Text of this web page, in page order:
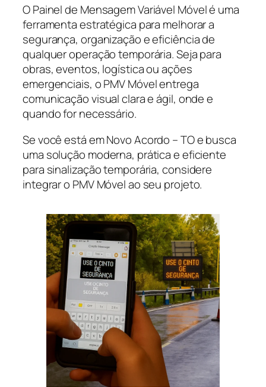
O Painel de Mensagem Variável Móvel é uma
ferramenta estratégica para melhorar a
segurança, organização e eficiência de
qualquer operação temporária. Seja para
obras, eventos, logística ou ações
emergenciais, o PMV Móvel entrega
comunicação visual clara e ágil, onde e
quando for necessário.
Se você está em Novo Acordo – TO e busca
uma solução moderna, prática e eficiente
para sinalização temporária, considere
integrar o PMV Móvel ao seu projeto.